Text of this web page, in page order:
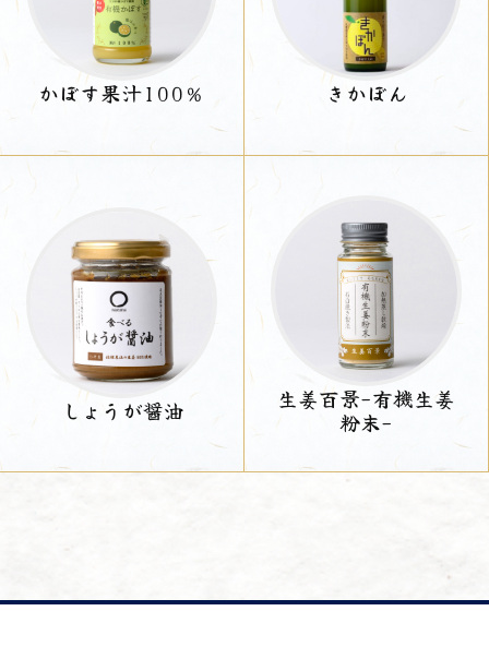
かぼす果汁100％ きかぼん
しょうが醤油
生姜百景-有機生姜
粉末-